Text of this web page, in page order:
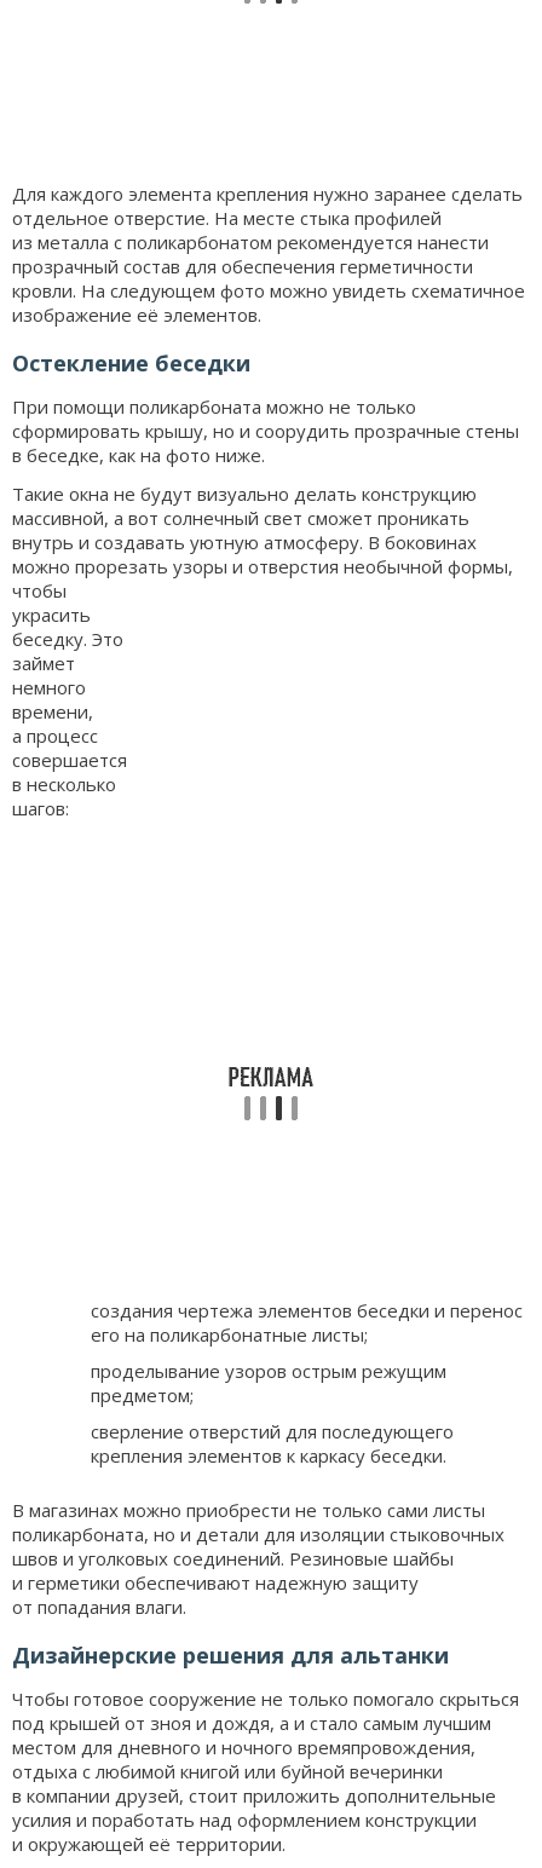
Для каждого элемента крепления нужно заранее сделать
отдельное отверстие. На месте стыка профилей
из металла с поликарбонатом рекомендуется нанести
прозрачный состав для обеспечения герметичности
кровли. На следующем фото можно увидеть схематичное
изображение её элементов.
Остекление беседки
При помощи поликарбоната можно не только
сформировать крышу, но и соорудить прозрачные стены
в беседке, как на фото ниже.
Такие окна не будут визуально делать конструкцию
массивной, а вот солнечный свет сможет проникать
внутрь и создавать уютную атмосферу. В боковинах
можно прорезать узоры и отверстия необычной формы,
чтобы
украсить
беседку. Это
займет
немного
времени,
а процесс
совершается
в несколько
шагов:
создания чертежа элементов беседки и перенос
его на поликарбонатные листы;
проделывание узоров острым режущим
предметом;
сверление отверстий для последующего
крепления элементов к каркасу беседки.
В магазинах можно приобрести не только сами листы
поликарбоната, но и детали для изоляции стыковочных
швов и уголковых соединений. Резиновые шайбы
и герметики обеспечивают надежную защиту
от попадания влаги.
Дизайнерские решения для альтанки
Чтобы готовое сооружение не только помогало скрыться
под крышей от зноя и дождя, а и стало самым лучшим
местом для дневного и ночного времяпровождения,
отдыха с любимой книгой или буйной вечеринки
в компании друзей, стоит приложить дополнительные
усилия и поработать над оформлением конструкции
и окружающей её территории.